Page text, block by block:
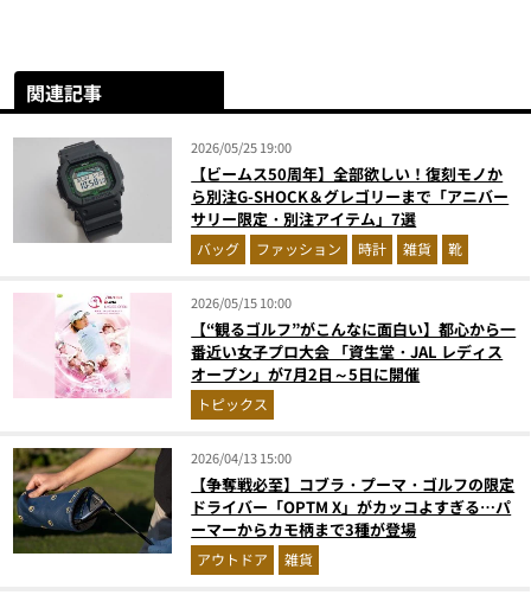
関連記事
2026/05/25 19:00
【ビームス50周年】全部欲しい！復刻モノか
ら別注G-SHOCK＆グレゴリーまで「アニバー
サリー限定・別注アイテム」7選
バッグ ファッション 時計 雑貨 靴
2026/05/15 10:00
【“観るゴルフ”がこんなに面白い】都心から一
番近い女子プロ大会 「資生堂・JAL レディス
オープン」が7月2日～5日に開催
トピックス
2026/04/13 15:00
【争奪戦必至】コブラ・プーマ・ゴルフの限定
ドライバー「OPTM X」がカッコよすぎる…パ
ーマーからカモ柄まで3種が登場
アウトドア 雑貨